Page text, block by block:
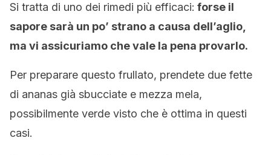
Si tratta di uno dei rimedi più efficaci: forse il
sapore sarà un po’ strano a causa dell’aglio,
ma vi assicuriamo che vale la pena provarlo.
Per preparare questo frullato, prendete due fette
di ananas già sbucciate e mezza mela,
possibilmente verde visto che è ottima in questi
casi.